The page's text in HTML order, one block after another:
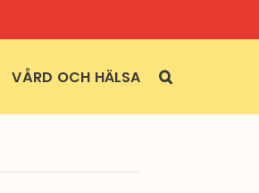
VÅRD OCH HÄLSA